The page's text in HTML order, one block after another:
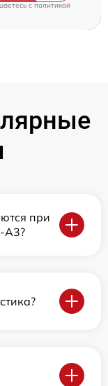
c политикой
при
A3?